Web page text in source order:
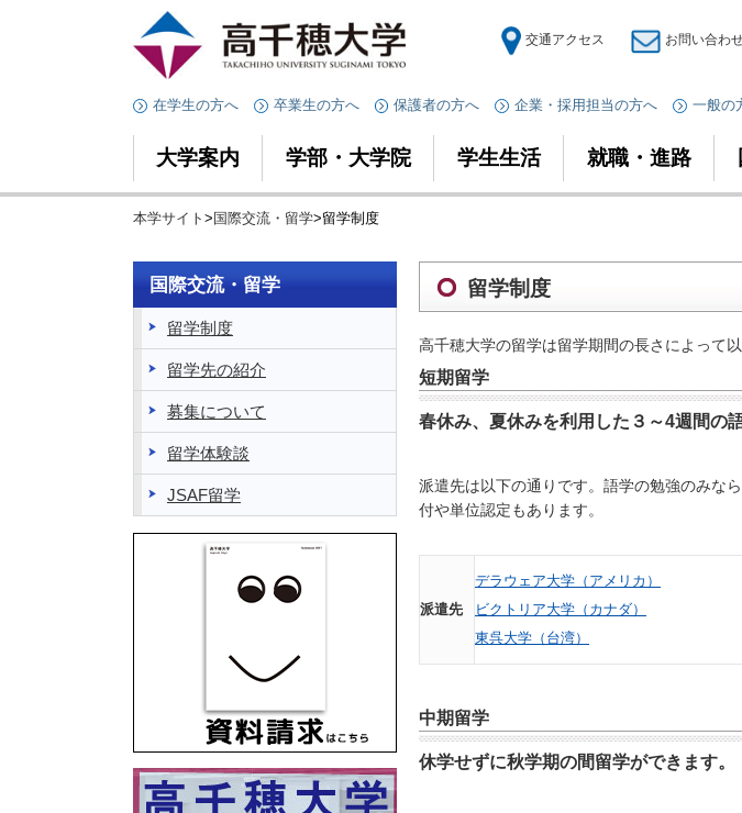
交通アクセス お問い合わ
在学生の方へ 卒業生の方へ 保護者の方へ 企業・採用担当の方へ 一般の
大学案内 学部・大学院 学生生活 就職・進路
本学サイト > 国際交流・留学>留学制度
国際交流・留学
留学制度
留学先の紹介
募集について
留学体験談
JSAF留学
留学制度
高千穂大学の留学は留学期間の長さによって
短期留学
春休み、夏休みを利用した３～4週間の
派遣先は以下の通りです。語学の勉強のみな
付や単位認定もあります。
派遣先
デラウェア大学（アメリカ）
ビクトリア大学（カナダ）
東呉大学（台湾）
中期留学
休学せずに秋学期の間留学ができます。